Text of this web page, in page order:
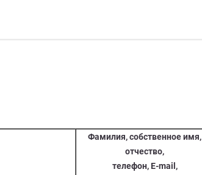
Фамилия, собственное имя,
отчество,
телефон, E-mail,